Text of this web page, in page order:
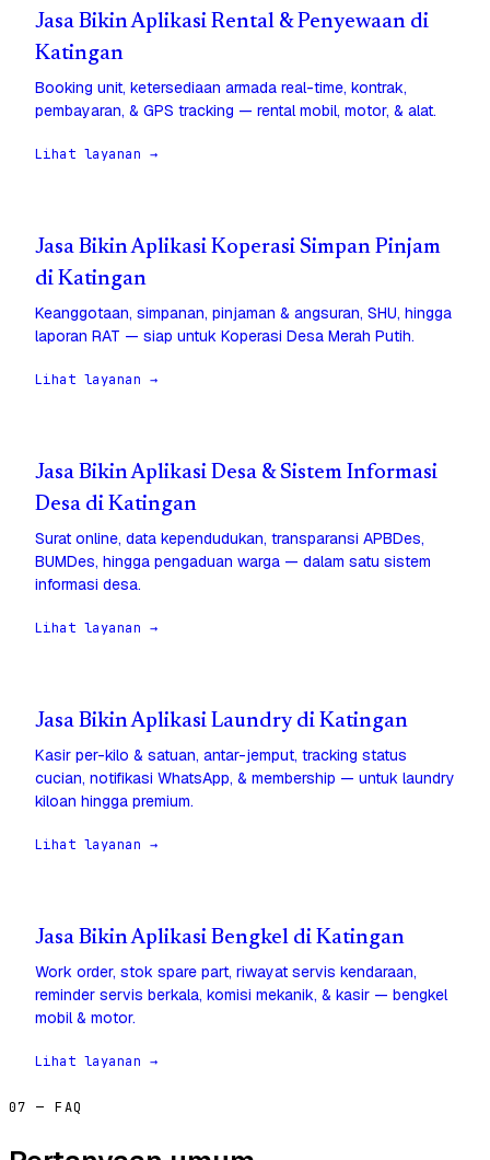
Jasa Bikin Aplikasi Rental & Penyewaan di
Katingan
Booking unit, ketersediaan armada real-time, kontrak,
pembayaran, & GPS tracking — rental mobil, motor, & alat.
Lihat layanan →
Jasa Bikin Aplikasi Koperasi Simpan Pinjam
di Katingan
Keanggotaan, simpanan, pinjaman & angsuran, SHU, hingga
laporan RAT — siap untuk Koperasi Desa Merah Putih.
Lihat layanan →
Jasa Bikin Aplikasi Desa & Sistem Informasi
Desa di Katingan
Surat online, data kependudukan, transparansi APBDes,
BUMDes, hingga pengaduan warga — dalam satu sistem
informasi desa.
Lihat layanan →
Jasa Bikin Aplikasi Laundry di Katingan
Kasir per-kilo & satuan, antar-jemput, tracking status
cucian, notifikasi WhatsApp, & membership — untuk laundry
kiloan hingga premium.
Lihat layanan →
Jasa Bikin Aplikasi Bengkel di Katingan
Work order, stok spare part, riwayat servis kendaraan,
reminder servis berkala, komisi mekanik, & kasir — bengkel
mobil & motor.
Lihat layanan →
07 — FAQ